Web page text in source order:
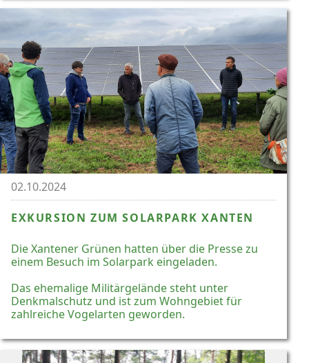
02.10.2024
EXKURSION ZUM SOLARPARK XANTEN
Die Xantener Grünen hatten über die Presse zu
einem Besuch im Solarpark eingeladen.
Das ehemalige Militärgelände steht unter
Denkmalschutz und ist zum Wohngebiet für
zahlreiche Vogelarten geworden.